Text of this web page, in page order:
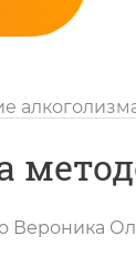
Вероника